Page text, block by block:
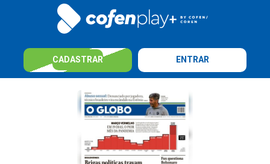
CADASTRAR ENTRAR